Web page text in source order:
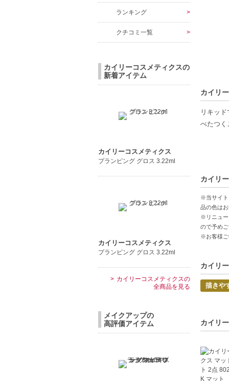
カイリ
リキッ
べたつく
◇こちら
◇お届け
◇配送伝
◇上記注
◇1件の
明細書
【商品の
しっか
リップメ
長時間
【JAN/
カイリ
※当サイト
品の色は
※リニュー
ので予め
※お客様ご
カイリ
描きや
カイリ
ランキング
クチコミ一覧
カイリーコスメティクスの
新着アイテム
カイリーコスメティクス
プランピング グロス 3.22ml
カイリーコスメティクス
プランピング グロス 3.22ml
カイリーコスメティクスの
全商品を見る
メイクアップの
高評価アイテム